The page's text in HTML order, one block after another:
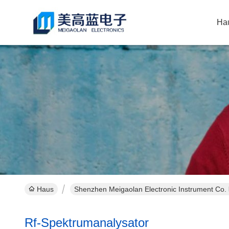
Haus Shenzhen Meigaolan Electronic Instrument
Rf-Spektrumanalysator